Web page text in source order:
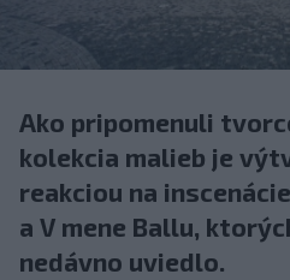
Ako pripomenuli
kolekcia malieb je
reakciou na
a V mene Ballu,
nedávno uviedlo.